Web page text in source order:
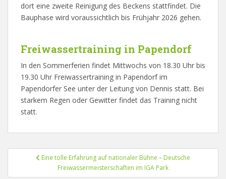
dort eine zweite Reinigung des Beckens stattfindet. Die
Bauphase wird voraussichtlich bis Frühjahr 2026 gehen.
Freiwassertraining in Papendorf
In den Sommerferien findet Mittwochs von 18.30 Uhr bis
19.30 Uhr Freiwassertraining in Papendorf im
Papendorfer See unter der Leitung von Dennis statt. Bei
starkem Regen oder Gewitter findet das Training nicht
statt.
Beitragsnavigation
Eine tolle Erfahrung auf nationaler Bühne – Deutsche
Freiwassermeisterschaften im IGA Park